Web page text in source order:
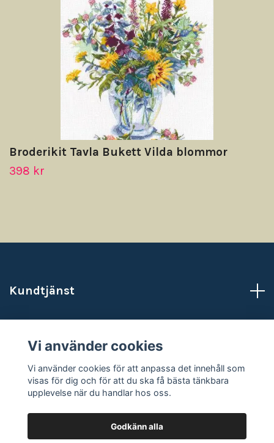
Broderikit Tavla Bukett Vilda blommor
398 kr
Kundtjänst
Sociala medier
Vi använder cookies
Vi använder cookies för att anpassa det innehåll som
visas för dig och för att du ska få bästa tänkbara
upplevelse när du handlar hos oss.
Godkänn alla